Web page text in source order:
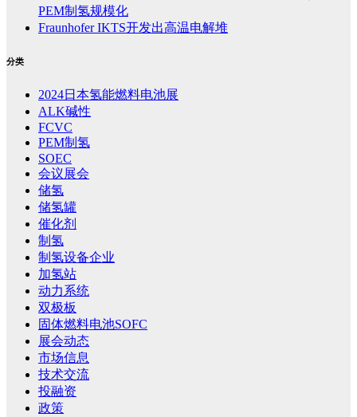
PEM制氢规模化
Fraunhofer IKTS开发出高温电解堆
分类
2024日本氢能燃料电池展
ALK碱性
FCVC
PEM制氢
SOEC
会议展会
储氢
储氢罐
催化剂
制氢
制氢设备企业
加氢站
动力系统
双极板
固体燃料电池SOFC
展会动态
市场信息
技术交流
投融资
政策